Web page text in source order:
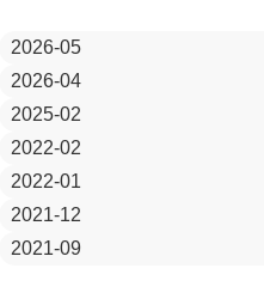
2026-05
2026-04
2025-02
2022-02
2022-01
2021-12
2021-09